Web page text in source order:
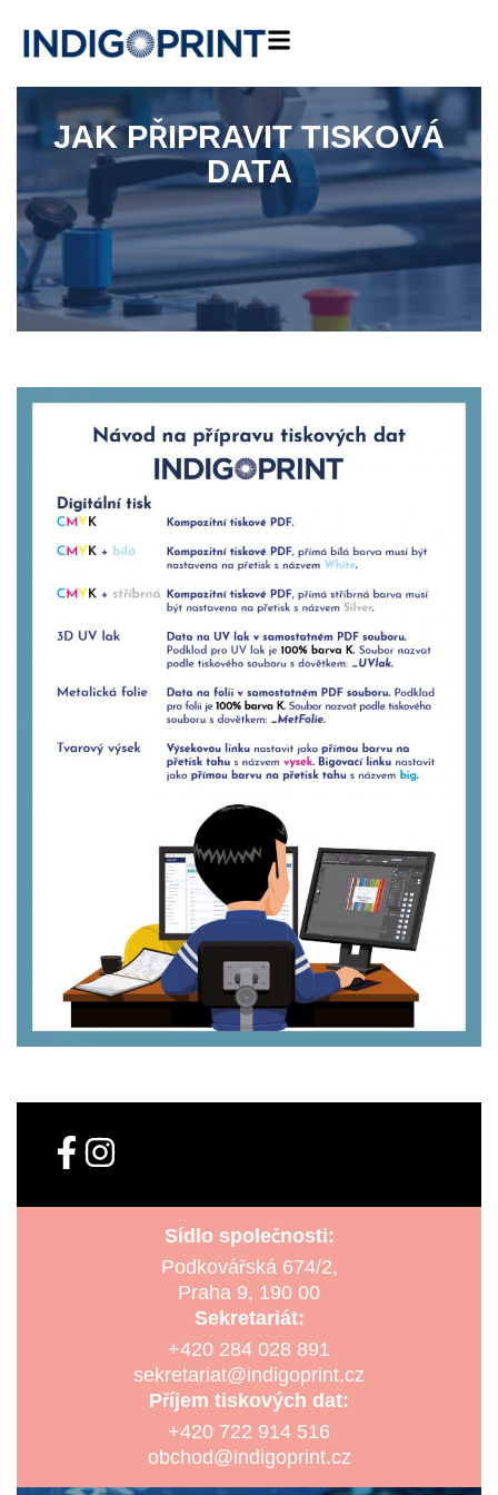
JAK PŘIPRAVIT TISKOVÁ
DATA
Sídlo společnosti:
Podkovářská 674/2,
Praha 9, 190 00
Sekretariát:
+420 284 028 891
sekretariat@indigoprint.cz
Příjem tiskových dat:
+420 722 914 516
obchod@indigoprint.cz